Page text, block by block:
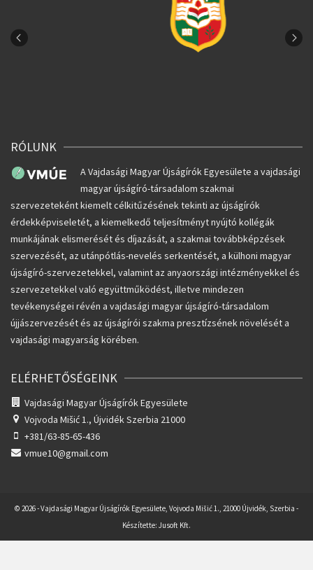
RÓLUNK
A Vajdasági Magyar Újságírók Egyesülete a vajdasági
magyar újságíró-társadalom szakmai
szervezeteként kiemelt célkitűzésének tekinti az újságírók
érdekképviseletét, a kiemelkedő teljesítményt nyújtó kollégák
munkájának elismerését és díjazását, a szakmai továbbképzések
szervezését, az utánpótlás-nevelés serkentését, a külhoni magyar
újságíró-szervezetekkel, valamint az anyaországi intézményekkel és
szervezetekkel való együttműködést, illetve mindezen
tevékenységei révén a vajdasági magyar újságíró-társadalom
újjászervezését és az újságírói szakma presztízsének növelését a
vajdasági magyarság körében.
ELÉRHETŐSÉGEINK
Vajdasági Magyar Újságírók Egyesülete
Vojvoda Mišić 1., Újvidék Szerbia 21000
+381/63-85-65-436
vmue10@gmail.com
© 2026 - Vajdasági Magyar Újságírók Egyesülete, Vojvoda Mišić 1., 21000 Újvidék, Szerbia -
Készítette: Jusoft Kft.